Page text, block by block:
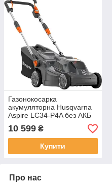
Газонокосарка
акумуляторна Husqvarna
Aspire LC34-P4A без АКБ
та ЗП
10 599 ₴
Купити
Про нас